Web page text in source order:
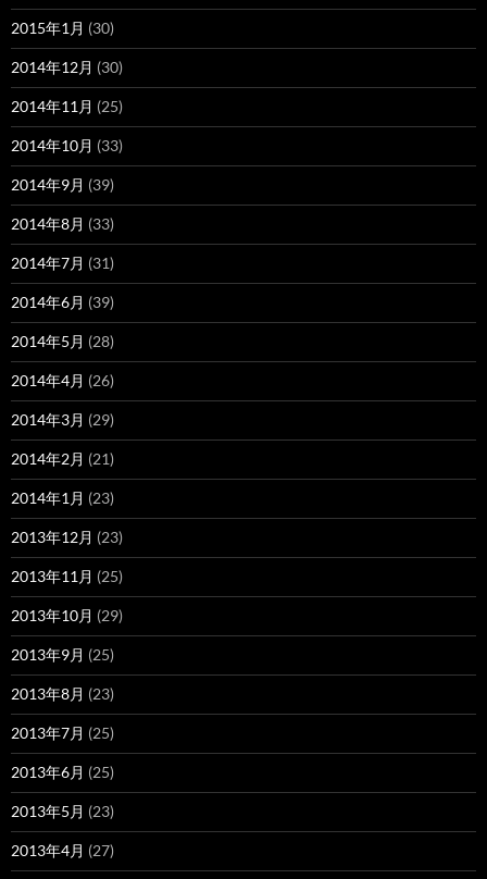
2015年1月 (30)
2014年12月 (30)
2014年11月 (25)
2014年10月 (33)
2014年9月 (39)
2014年8月 (33)
2014年7月 (31)
2014年6月 (39)
2014年5月 (28)
2014年4月 (26)
2014年3月 (29)
2014年2月 (21)
2014年1月 (23)
2013年12月 (23)
2013年11月 (25)
2013年10月 (29)
2013年9月 (25)
2013年8月 (23)
2013年7月 (25)
2013年6月 (25)
2013年5月 (23)
2013年4月 (27)